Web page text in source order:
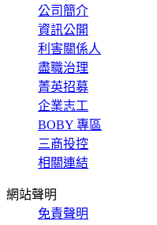
公司簡介
資訊公開
利害關係人
盡職治理
菁英招募
企業志工
BOBY 專區
三商投控
相關連結
網站聲明
免責聲明